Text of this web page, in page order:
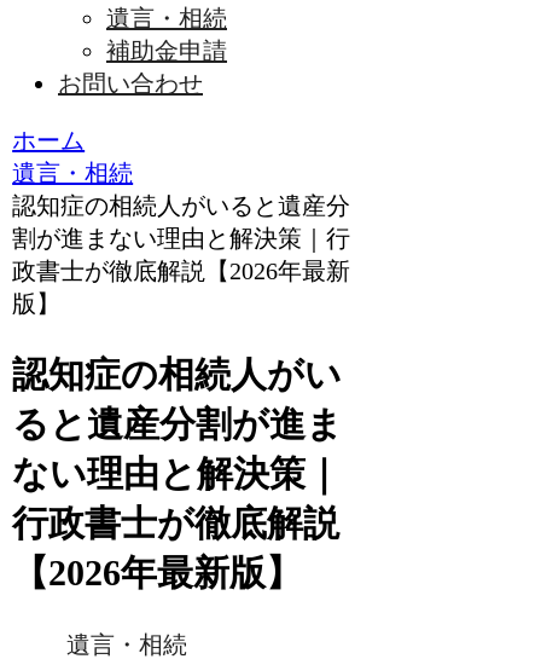
遺言・相続
補助金申請
お問い合わせ
ホーム
遺言・相続
認知症の相続人がいると遺産分
割が進まない理由と解決策｜行
政書士が徹底解説【2026年最新
版】
認知症の相続人がい
ると遺産分割が進ま
ない理由と解決策｜
行政書士が徹底解説
【2026年最新版】
遺言・相続